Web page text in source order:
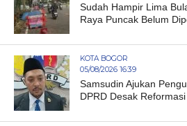
Sudah Hampir Lima
Raya Puncak Belum
KOTA BOGOR
05/08/2026 16:39
Samsudin Ajukan
DPRD Desak